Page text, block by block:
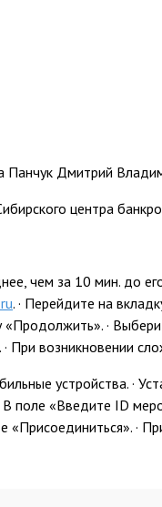
Панчук Дмитрий
центра
чем за 10 мин. до
. · Перейдите на
·
При возникновении
устройства. ·
В поле «Введите ID
·